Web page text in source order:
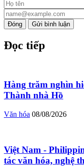
Đóng Gửi bình luận
Đọc tiếp
Hàng trăm nghìn
Thành nhà Hồ
Văn hóa 08/08/2026
Việt Nam -
tác văn hóa, nghệ